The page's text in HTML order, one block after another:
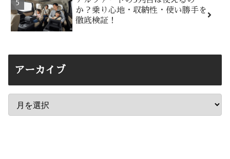
か？乗り心地・収納性・使い勝手を
徹底検証！
アーカイブ